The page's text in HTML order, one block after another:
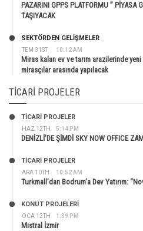
PAZARINI GPPS PLATFORMU ” PİYASA
TAŞIYACAK
TEM 31ST 10:12 AM
SEKTÖRDEN GELIŞMELER
Miras kalan ev ve tarım arazilerinde
mirasçılar arasında yapılacak
TICARI PROJELER
HAZ 12TH 5:14 PM
TİCARİ PROJELER
DENİZLİ’DE ŞİMDİ SKY NOW OFFICE
ARA 10TH 10:52 AM
TİCARİ PROJELER
Turkmall’dan Bodrum’a Dev Yatırım:
OCA 12TH 1:39 PM
KONUT PROJELERI
Mistral İzmir